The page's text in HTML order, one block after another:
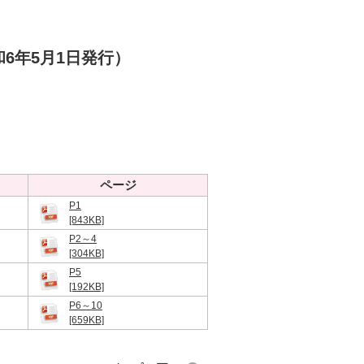
年5月1日発行）
ページ
P1
[843KB]
P2～4
[304KB]
P5
[192KB]
P6～10
[659KB]